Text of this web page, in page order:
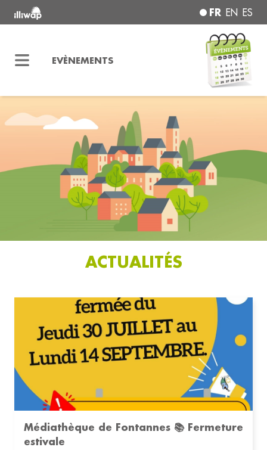
FR EN ES
EVÈNEMENTS
ACTUALITÉS
Médiathèque de Fontannes 📚 Fermeture
estivale